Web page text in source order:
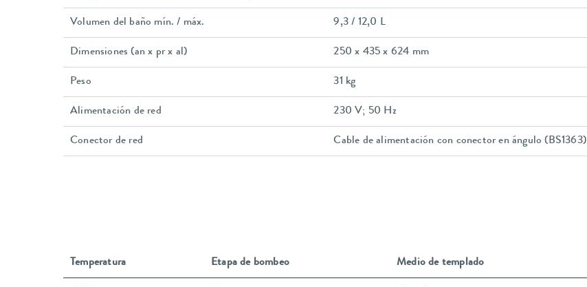
Volumen del baño mín. / máx. 9,3 / 12,0 L
Dimensiones (an x pr x al) 250 x 435 x 624 mm
Peso 31 kg
Alimentación de red 230 V; 50 Hz
Conector de red Cable de alimentación con conector en ángulo (BS1363)
Temperatura Etapa de bombeo Medio de templado